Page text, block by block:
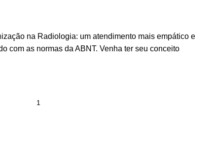
na Radiologia: um atendimento mais empático e
com as normas da ABNT. Venha ter seu conceito